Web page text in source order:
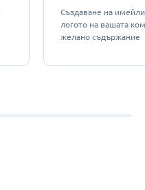
Създаване на
логото на вашата
желано съдържание